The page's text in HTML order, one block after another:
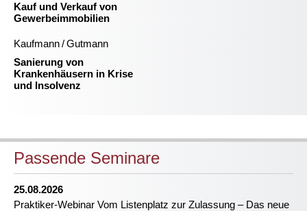
Kauf und Verkauf von
Gewerbeimmobilien
Kaufmann / Gutmann
Sanierung von
Krankenhäusern in Krise
und Insolvenz
Passende Seminare
25.08.2026
Praktiker-Webinar Vom Listenplatz zur Zulassung – Das neue